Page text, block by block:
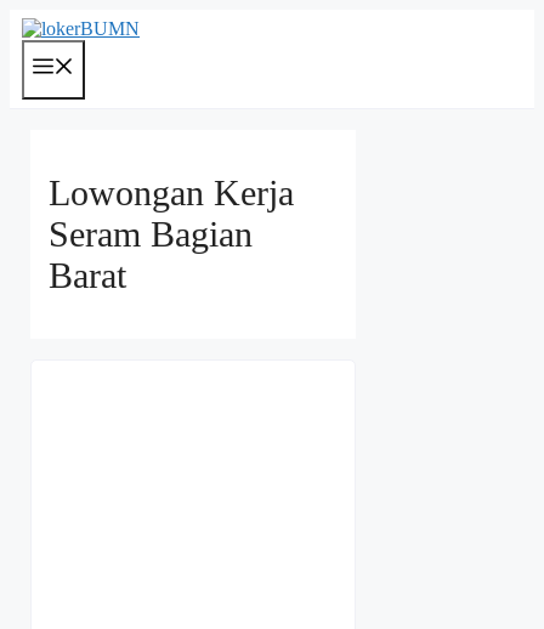
Langsung
ke
Lowongan Kerja
Seram Bagian
Barat